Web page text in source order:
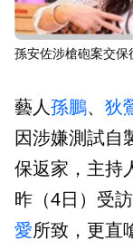
孫安佐涉槍砲案交保
藝人孫鵬、 狄
因涉嫌測試自
保返家，主持
昨（4日）受
愛所致，更直